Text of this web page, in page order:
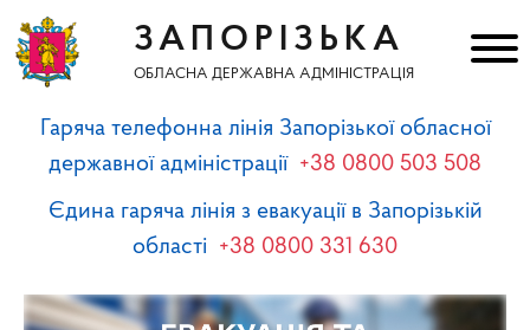
ЗАПОРІЗЬКА
ОБЛАСНА ДЕРЖАВНА АДМІНІСТРАЦІЯ
Гаряча телефонна лінія Запорізької обласної
державної адміністрації +38 0800 503 508
Єдина гаряча лінія з евакуації в Запорізькій
області +38 0800 331 630